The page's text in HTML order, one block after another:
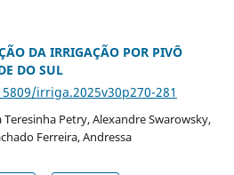
DA IRRIGAÇÃO POR PIVÔ
DO SUL
irriga.2025v30p270-281
Petry, Alexandre Swarowsky,
Ferreira, Andressa